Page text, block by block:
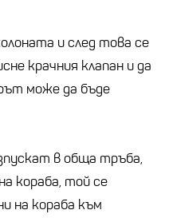
и след това се
крачния клапан и да
може да бъде
в обща тръба,
кораба, той се
на кораба към